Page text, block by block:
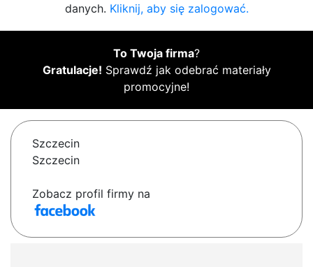
danych. Kliknij, aby się zalogować.
To Twoja firma?
Gratulacje! Sprawdź jak odebrać materiały
promocyjne!
Szczecin
Szczecin
Zobacz profil firmy na